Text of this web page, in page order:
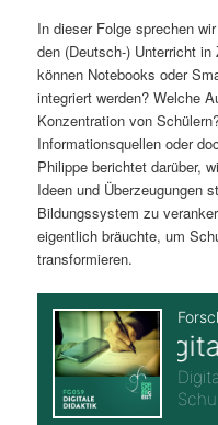
s
p
r
i
n
g
e
n
l
t
s
p
r
i
n
g
e
In dieser Folge sprechen
den (Deutsch-) Unterricht
können Notebooks oder
integriert werden? Welche
Konzentration von
Informationsquellen oder
Philippe berichtet darüber,
Ideen und Überzeugungen
Bildungssystem zu
eigentlich bräuchte, um
transformieren.